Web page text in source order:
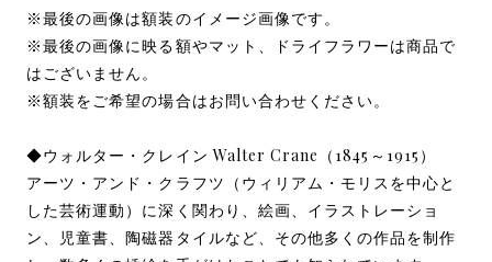
※最後の画像は額装のイメージ画像です。
※最後の画像に映る額やマット、ドライフラワーは商品で
はございません。
※額装をご希望の場合はお問い合わせください。
◆ウォルター・クレイン Walter Crane（1845～1915）
アーツ・アンド・クラフツ（ウィリアム・モリスを中心と
した芸術運動）に深く関わり、絵画、イラストレーショ
ン、児童書、陶磁器タイルなど、その他多くの作品を制作